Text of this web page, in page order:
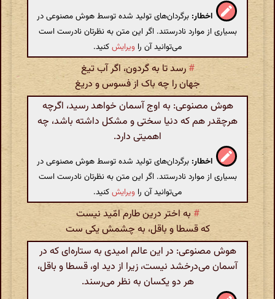
اخطار: برگردان‌های تولید شده توسط هوش مصنوعی در
بسیاری از موارد نادرستند. اگر این متن به نظرتان نادرست است
می‌توانید آن را ویرایشکنید.
# رسد تا به گردون، اگر آب تیغ
جهان را چه باک از فسوس و دریغ
هوش مصنوعی: به اوج آسمان خواهد رسید، اگرچه
هرچقدر هم که دنیا سختی و مشکل داشته باشد، چه
اهمیتی دارد.
اخطار: برگردان‌های تولید شده توسط هوش مصنوعی در
بسیاری از موارد نادرستند. اگر این متن به نظرتان نادرست است
می‌توانید آن را ویرایشکنید.
#به اختر درین طارم امّید نیست
که قسطا و باقل، به چشمش یکی ست
هوش مصنوعی: در این عالم امیدی به ستاره‌ای که در
آسمان می‌درخشد نیست، زیرا از دید او، قسطا و باقل،
هر دو یکسان به نظر می‌رسند.